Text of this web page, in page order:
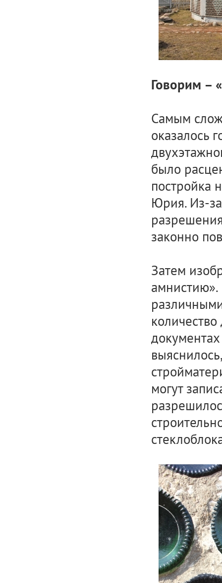
Говорим –
Самым
оказалось
было
постройка
Юрия. Из-
законно
Затем
могут